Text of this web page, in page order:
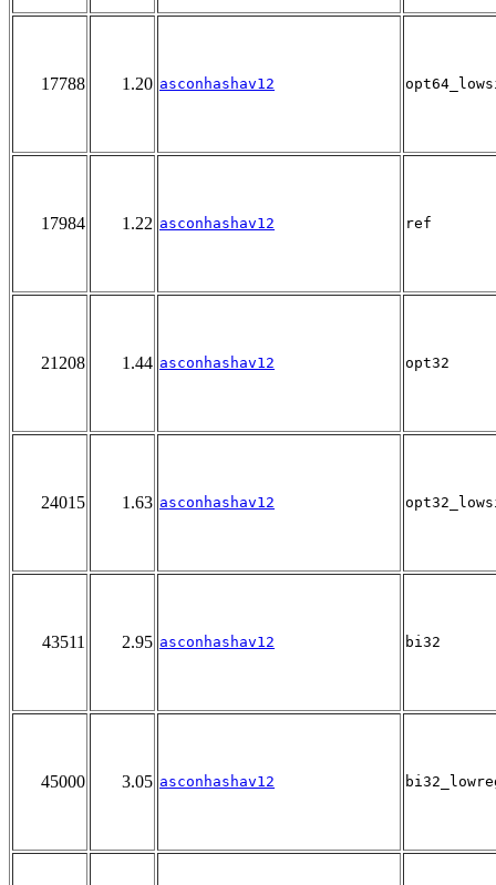
17788 1.20 asconhashav12
17984 1.22 asconhashav12 ref
21208 1.44 asconhashav12 opt32
24015 1.63 asconhashav12
43511 2.95 asconhashav12 bi32
45000 3.05 asconhashav12